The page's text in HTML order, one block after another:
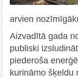
arvien
Aizvadītā gada
publiski
piederoša
kurināmo šķeldu